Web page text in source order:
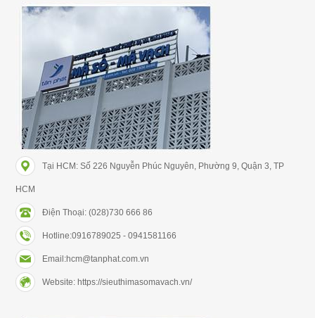
Tại HCM: Số 226 Nguyễn Phúc Nguyên, Phường 9, Quận 3, TP
HCM
Điện Thoại: (028)730 666 86
Hotline:0916789025 - 0941581166
Email:hcm@tanphat.com.vn
Website: https://sieuthimasomavach.vn/